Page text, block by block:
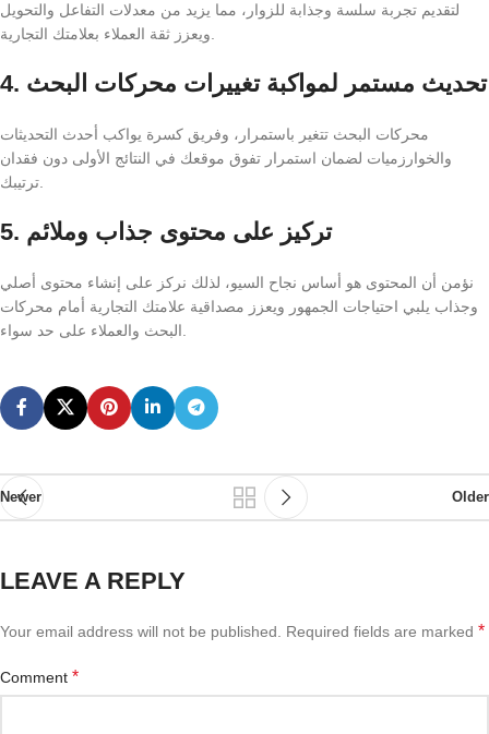
لتقديم تجربة سلسة وجذابة للزوار، مما يزيد من معدلات التفاعل والتحويل
4. تحديث مستمر لمواكبة تغييرات محركات البحث
محركات البحث تتغير باستمرار، وفريق كسرة يواكب أحدث التحديثات
والخوارزميات لضمان استمرار تفوق موقعك في النتائج الأولى دون فقدان
5. تركيز على محتوى جذاب وملائم
نؤمن أن المحتوى هو أساس نجاح السيو، لذلك نركز على إنشاء محتوى أصلي
وجذاب يلبي احتياجات الجمهور ويعزز مصداقية علامتك التجارية أمام محركات
Newer Older
LEAVE A REPLY
Your email address will not be published. Required fields are marked *
Comment *